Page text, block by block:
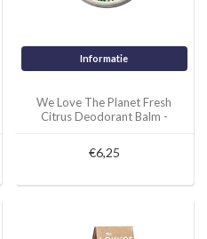
Informatie
We Love The Planet Fresh
Citrus Deodorant Balm -
€6,25